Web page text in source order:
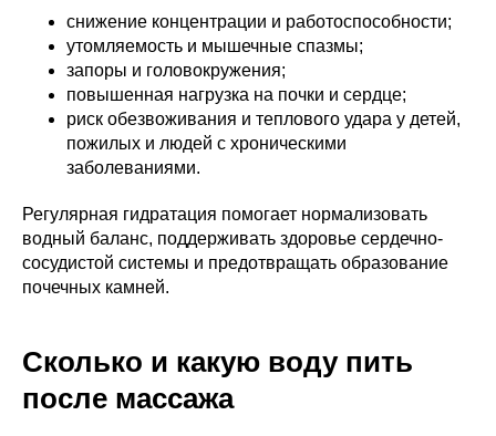
снижение концентрации и работоспособности;
утомляемость и мышечные спазмы;
запоры и головокружения;
повышенная нагрузка на почки и сердце;
риск обезвоживания и теплового удара у детей,
пожилых и людей с хроническими
заболеваниями.
Регулярная гидратация помогает нормализовать
водный баланс, поддерживать здоровье сердечно-
сосудистой системы и предотвращать образование
почечных камней.
Сколько и какую воду пить
после массажа